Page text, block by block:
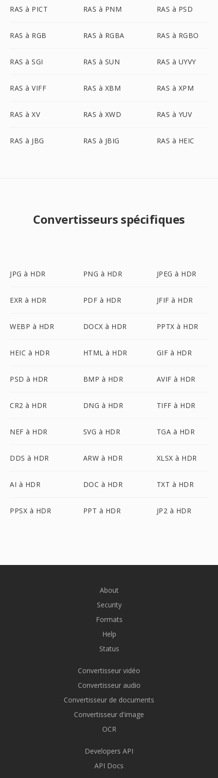
RAS à PICT RAS à PNM RAS à PSD
RAS à RGB RAS à RGBA RAS à RGBO
RAS à SGI RAS à SUN RAS à UYVY
RAS à VIFF RAS à XBM RAS à XPM
RAS à XV RAS à XWD RAS à YUV
RAS à JBG RAS à JBIG RAS à HEIC
Convertisseurs spécifiques
JPG à HDR PNG à HDR JPEG à HDR
EXR à HDR PDF à HDR JFIF à HDR
WEBP à HDR DOCX à HDR PPTX à HDR
HEIC à HDR HTML à HDR GIF à HDR
PSD à HDR BMP à HDR AVIF à HDR
CR2 à HDR DNG à HDR TIFF à HDR
NEF à HDR SVG à HDR TGA à HDR
DDS à HDR ARW à HDR XLSX à HDR
AI à HDR DOC à HDR TXT à HDR
PPSX à HDR PPT à HDR JP2 à HDR
About
Security
Formats
Help
Status
Convertisseur vidéo
Convertisseur audio
Convertisseur de documents
Convertisseur d'image
OCR
Developers API
API Docs